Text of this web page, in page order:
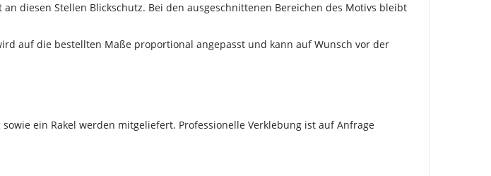
diesen Stellen Blickschutz. Bei den ausgeschnittenen Bereichen des Motivs bleibt
auf die bestellten Maße proportional angepasst und kann auf Wunsch vor der
ein Rakel werden mitgeliefert. Professionelle Verklebung ist auf Anfrage